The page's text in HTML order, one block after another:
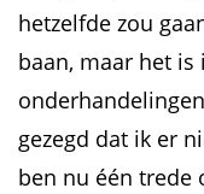
hetzelfde zou
baan, maar het
gezegd dat ik er
ben nu één trede